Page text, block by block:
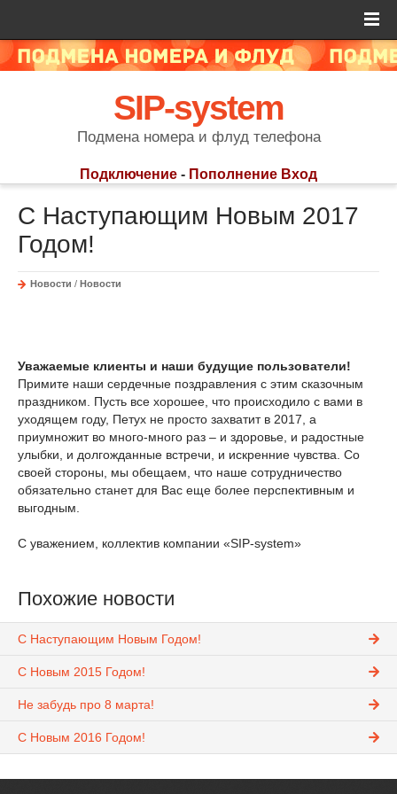
SIP-system
Подмена номера и флуд телефона
Подключение - Пополнение Вход
C Наступающим Новым 2017
Годом!
Новости / Новости
Уважаемые клиенты и наши будущие пользователи!
Примите наши сердечные поздравления с этим сказочным
праздником. Пусть все хорошее, что происходило с вами в
уходящем году, Петух не просто захватит в 2017, а
приумножит во много-много раз – и здоровье, и радостные
улыбки, и долгожданные встречи, и искренние чувства. Со
своей стороны, мы обещаем, что наше сотрудничество
обязательно станет для Вас еще более перспективным и
выгодным.
С уважением, коллектив компании «SIP-system»
Похожие новости
С Наступающим Новым Годом!
С Новым 2015 Годом!
Не забудь про 8 марта!
С Новым 2016 Годом!